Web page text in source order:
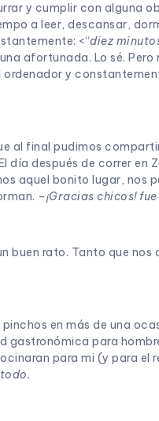
y cumplir con alguna
a leer, descansar,
<“diez
afortunada. Lo sé.
y
al final pudimos
día después de correr en
aquel bonito lugar, nos
–¡Gracias chicos!
buen rato. Tanto que
en más de una
para
para mi (y para el